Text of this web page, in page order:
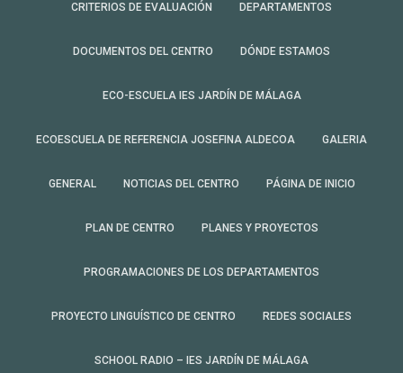
CRITERIOS DE EVALUACIÓN DEPARTAMENTOS
DOCUMENTOS DEL CENTRO DÓNDE ESTAMOS
ECO-ESCUELA IES JARDÍN DE MÁLAGA
ECOESCUELA DE REFERENCIA JOSEFINA ALDECOA GALERIA
GENERAL NOTICIAS DEL CENTRO PÁGINA DE INICIO
PLAN DE CENTRO PLANES Y PROYECTOS
PROGRAMACIONES DE LOS DEPARTAMENTOS
PROYECTO LINGUÍSTICO DE CENTRO REDES SOCIALES
SCHOOL RADIO – IES JARDÍN DE MÁLAGA